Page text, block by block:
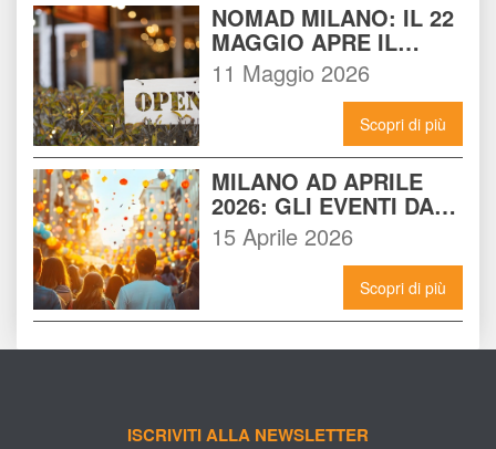
NOMAD MILANO: IL 22
MAGGIO APRE IL
LOCALE CHE
CAMBIERÀ I VENERDÌ
SERA A MILANO
11 Maggio 2026
Scopri di più
MILANO AD APRILE
2026: GLI EVENTI DA
NON PERDERE E
COME VIVERLI AL
15 Aprile 2026
Scopri di più
ISCRIVITI ALLA NEWSLETTER